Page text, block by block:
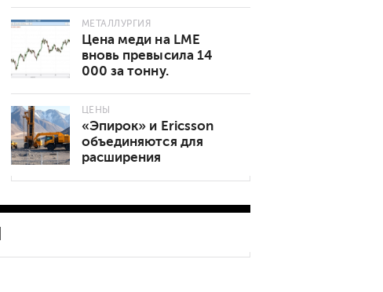
руды в год
МЕТАЛЛУРГИЯ
Цена меди на LME
вновь превысила 14
000 за тонну.
роста
ЦЕНЫ
«Эпирок» и Ericsson
объединяются для
расширения
горнодобывающей